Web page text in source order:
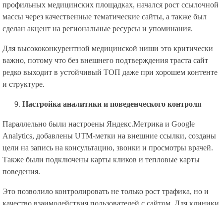
профильных медицинских площадках, начался рост ссылочной
массы через качественные тематические сайты, а также был
сделан акцент на региональные ресурсы и упоминания.
Для высококонкурентной медицинской ниши это критически
важно, потому что без внешнего подтверждения траста сайт
редко выходит в устойчивый ТОП даже при хорошем контенте
и структуре.
Настройка аналитики и поведенческого контроля
Параллельно были настроены Яндекс.Метрика и Google
Analytics, добавлены UTM-метки на внешние ссылки, созданы
цели на запись на консультацию, звонки и просмотры врачей.
Также были подключены карты кликов и тепловые карты
поведения.
Это позволило контролировать не только рост трафика, но и